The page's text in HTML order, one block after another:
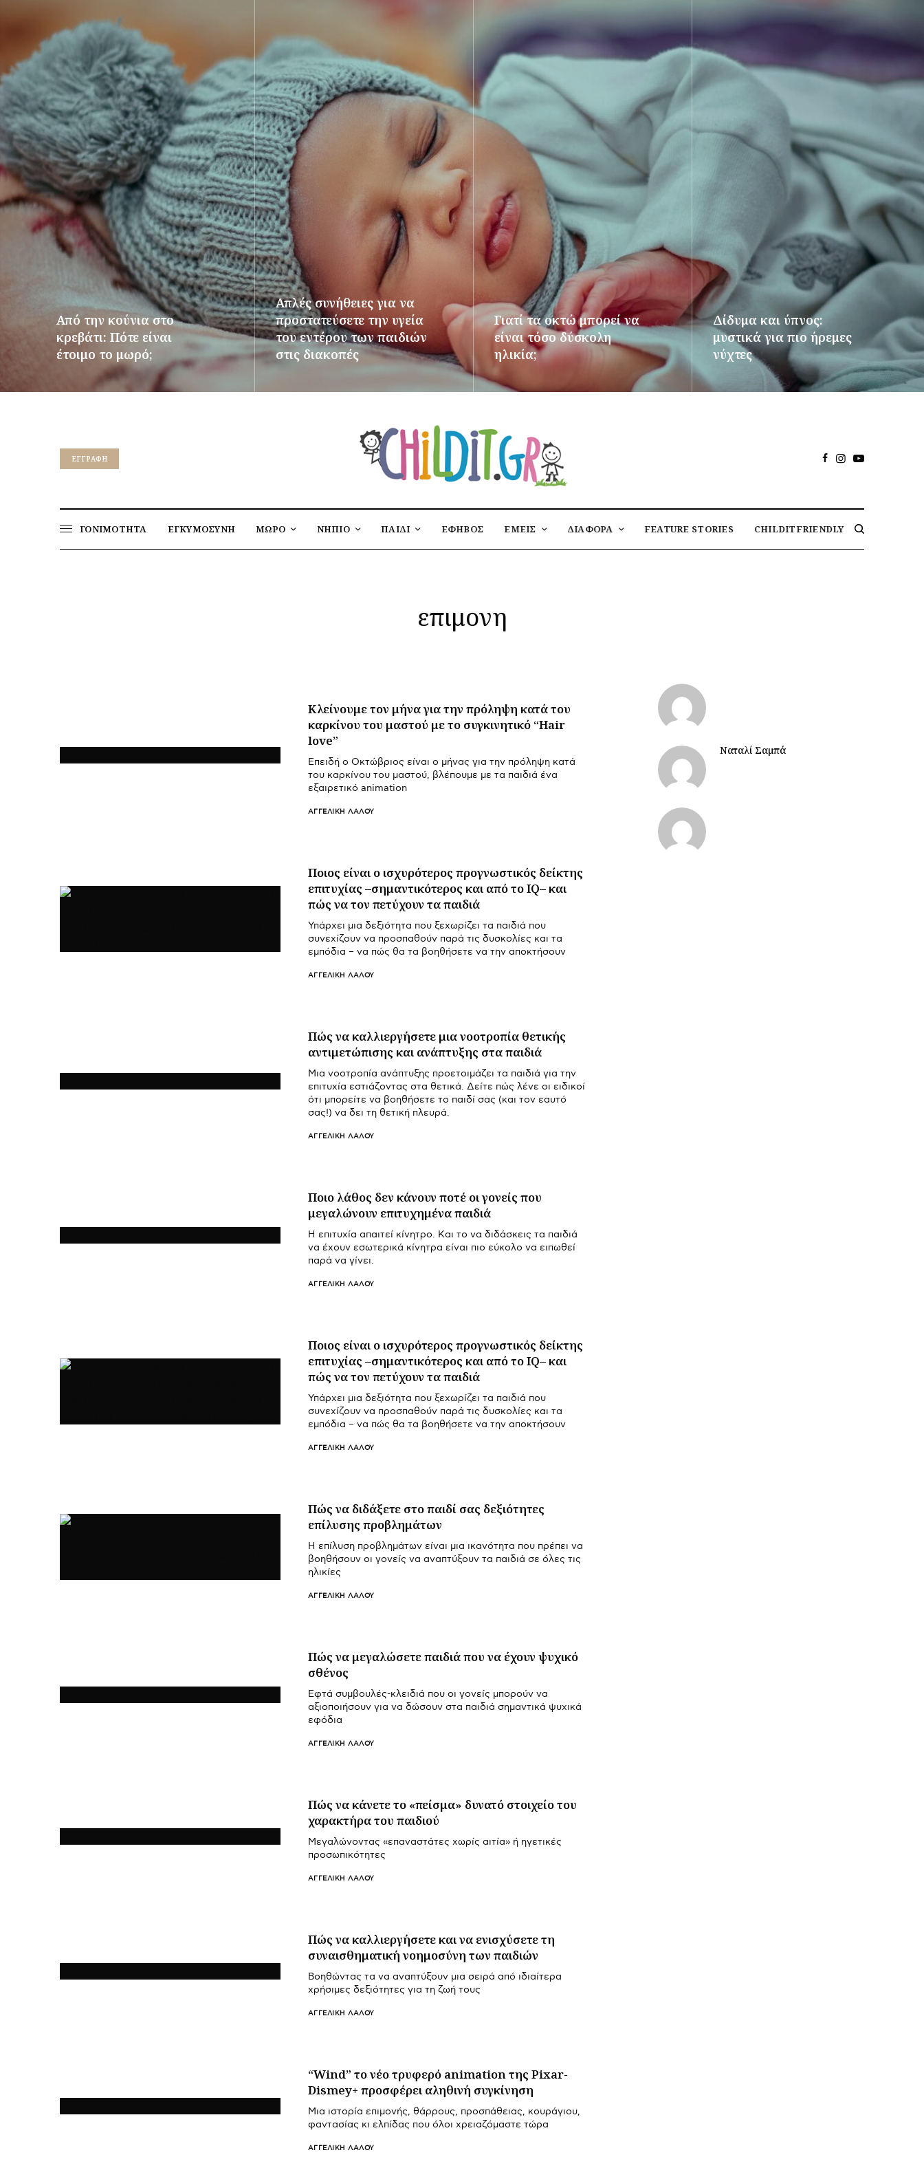
Από την κούνια στο
κρεβάτι: Πότε είναι
έτοιμο το μωρό;
Απλές συνήθειες για να
προστατεύσετε την υγεία
του εντέρου των παιδιών
στις διακοπές
Γιατί τα οκτώ μπορεί να
είναι τόσο δύσκολη
ηλικία;
ΠΕΡΙΣΣΌΤΕΡΑ
Δίδυμα και ύπνος:
μυστικά για πιο ήρεμες
νύχτες
ΠΕΡΙΣΣΌΤΕΡΑ
EΓΓΡΑΦΉ
ΓΟΝΙΜΟΤΗΤΑ ΕΓΚΥΜΟΣΥΝΗ ΜΩΡΟ ΝΗΠΙΟ ΠΑΙΔΙ ΕΦΗΒΟΣ ΕΜΕΙΣ ΔΙΑΦΟΡΑ FEATURE STORIES CHILDITFRIENDLY
επιμονη
Κλείνουμε τον μήνα για την πρόληψη κατά του
καρκίνου του μαστού με το συγκινητικό “Hair
love”
Επειδή ο Οκτώβριος είναι ο μήνας για την πρόληψη κατά
του καρκίνου του μαστού, βλέπουμε με τα παιδιά ένα
εξαιρετικό animation
ΑΓΓΕΛΙΚΉ ΛΆΛΟΥ
Ποιος είναι ο ισχυρότερος προγνωστικός δείκτης
επιτυχίας –σημαντικότερος και από το IQ– και
πώς να τον πετύχουν τα παιδιά
Υπάρχει μια δεξιότητα που ξεχωρίζει τα παιδιά που
συνεχίζουν να προσπαθούν παρά τις δυσκολίες και τα
εμπόδια – να πώς θα τα βοηθήσετε να την αποκτήσουν
ΑΓΓΕΛΙΚΉ ΛΆΛΟΥ
Πώς να καλλιεργήσετε μια νοοτροπία θετικής
αντιμετώπισης και ανάπτυξης στα παιδιά
Μια νοοτροπία ανάπτυξης προετοιμάζει τα παιδιά για την
επιτυχία εστιάζοντας στα θετικά. Δείτε πώς λένε οι ειδικοί
ότι μπορείτε να βοηθήσετε το παιδί σας (και τον εαυτό
σας!) να δει τη θετική πλευρά.
ΑΓΓΕΛΙΚΉ ΛΆΛΟΥ
Ποιο λάθος δεν κάνουν ποτέ οι γονείς που
μεγαλώνουν επιτυχημένα παιδιά
Η επιτυχία απαιτεί κίνητρο. Και το να διδάσκεις τα παιδιά
να έχουν εσωτερικά κίνητρα είναι πιο εύκολο να ειπωθεί
παρά να γίνει.
ΑΓΓΕΛΙΚΉ ΛΆΛΟΥ
Ποιος είναι ο ισχυρότερος προγνωστικός δείκτης
επιτυχίας –σημαντικότερος και από το IQ– και
πώς να τον πετύχουν τα παιδιά
Υπάρχει μια δεξιότητα που ξεχωρίζει τα παιδιά που
συνεχίζουν να προσπαθούν παρά τις δυσκολίες και τα
εμπόδια – να πώς θα τα βοηθήσετε να την αποκτήσουν
ΑΓΓΕΛΙΚΉ ΛΆΛΟΥ
Πώς να διδάξετε στο παιδί σας δεξιότητες
επίλυσης προβλημάτων
H επίλυση προβλημάτων είναι μια ικανότητα που πρέπει να
βοηθήσουν οι γονείς να αναπτύξουν τα παιδιά σε όλες τις
ηλικίες
ΑΓΓΕΛΙΚΉ ΛΆΛΟΥ
Πώς να μεγαλώσετε παιδιά που να έχουν ψυχικό
σθένος
Εφτά συμβουλές-κλειδιά που οι γονείς μπορούν να
αξιοποιήσουν για να δώσουν στα παιδιά σημαντικά ψυχικά
εφόδια
ΑΓΓΕΛΙΚΉ ΛΆΛΟΥ
Πώς να κάνετε το «πείσμα» δυνατό στοιχείο του
χαρακτήρα του παιδιού
Μεγαλώνοντας «επαναστάτες χωρίς αιτία» ή ηγετικές
προσωπικότητες
ΑΓΓΕΛΙΚΉ ΛΆΛΟΥ
Πώς να καλλιεργήσετε και να ενισχύσετε τη
συναισθηματική νοημοσύνη των παιδιών
Βοηθώντας τα να αναπτύξουν μια σειρά από ιδιαίτερα
χρήσιμες δεξιότητες για τη ζωή τους
ΑΓΓΕΛΙΚΉ ΛΆΛΟΥ
“Wind” το νέο τρυφερό animation της Pixar-
Dismey+ προσφέρει αληθινή συγκίνηση
Μια ιστορία επιμονής, θάρρους, προσπάθειας, κουράγιου,
φαντασίας κι ελπίδας που όλοι χρειαζόμαστε τώρα
ΑΓΓΕΛΙΚΉ ΛΆΛΟΥ
Ναταλί Σαμπά